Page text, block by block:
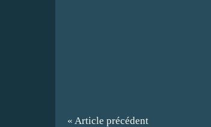
« Article précédent